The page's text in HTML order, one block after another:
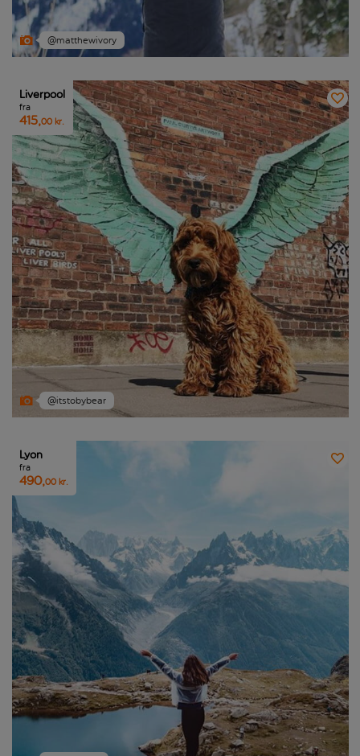
@matthewivory
Liverpool
fra
415,00 kr.
@itstobybear
Lyon
fra
490,00 kr.